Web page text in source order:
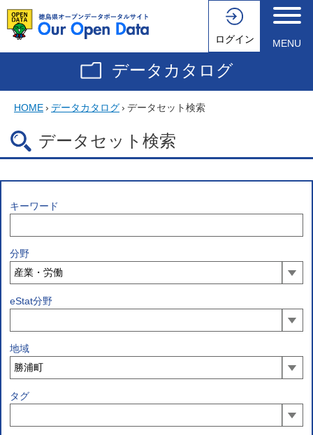
ログイン MENU
データカタログ
HOME› データカタログ› データセット検索
データセット検索
キーワード
分野
eStat分野
地域
タグ